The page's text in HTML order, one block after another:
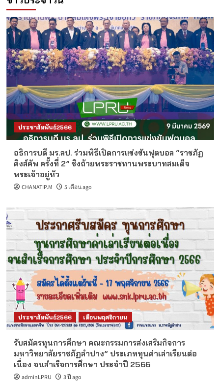
ประชาสัมพันธ์2566
อธิการบดี มร.ลป. ร่วมพิธีเปิดการแข่งขันฟุตบอล “ราชภัฏ
คิงส์คัพ ครั้งที่ 2” ชิงถ้วยพระราชทานพระบาทสมเด็จ
พระเจ้าอยู่หัว
CHANATIP.M 5 เดือน ago
ประชาสัมพันธ์2566 เดือนพฤศจิกายน
รับสมัครทุนการศึกษา คณะกรรมการส่งเสริมกิจการ
มหาวิทยาลัยราชภัฏลำปาง” ประเภททุนค่าเล่าเรียนต่อ
เนื่อง จนสำเร็จการศึกษา ประจำปี 2566
adminLPRU 3 ปี ago